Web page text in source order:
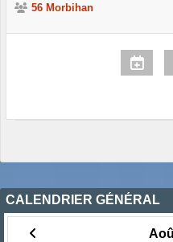
56 Morbihan
CALENDRIER GÉNÉRAL